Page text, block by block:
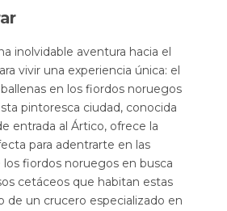
inolvidable aventura hacia el
vivir una experiencia única: el
en los fiordos noruegos
pintoresca ciudad, conocida
entrada al Ártico, ofrece la
para adentrarte en las
los fiordos noruegos en busca
cetáceos que habitan estas
de un crucero especializado en